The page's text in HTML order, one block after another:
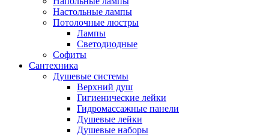
Настольные лампы
Потолочные люстры
Лампы
Светодиодные
Софиты
Сантехника
Душевые системы
Верхний душ
Гигиенические лейки
Гидромассажные панели
Душевые лейки
Душевые наборы